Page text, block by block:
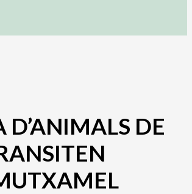
D’ANIMALS DE